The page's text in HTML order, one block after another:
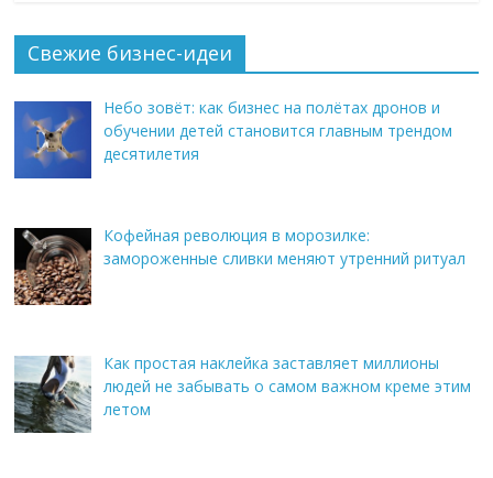
Свежие бизнес-идеи
Небо зовёт: как бизнес на полётах дронов и
обучении детей становится главным трендом
десятилетия
Кофейная революция в морозилке:
замороженные сливки меняют утренний ритуал
Как простая наклейка заставляет миллионы
людей не забывать о самом важном креме этим
летом